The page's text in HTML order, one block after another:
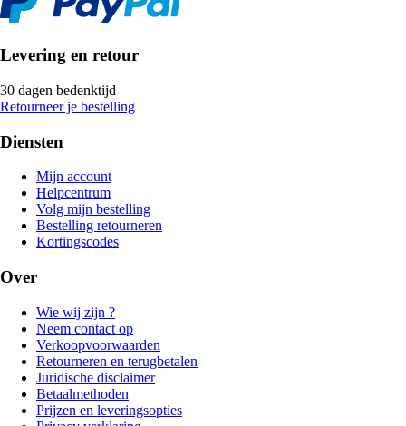
Levering en retour
30 dagen bedenktijd
Retourneer je bestelling
Diensten
Mijn account
Helpcentrum
Volg mijn bestelling
Bestelling retourneren
Kortingscodes
Over
Wie wij zijn ?
Neem contact op
Verkoopvoorwaarden
Retourneren en terugbetalen
Juridische disclaimer
Betaalmethoden
Prijzen en leveringsopties